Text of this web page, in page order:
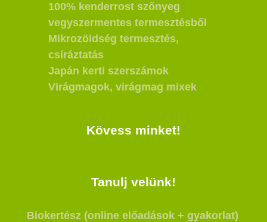
100% kenderrost szőnyeg
vegyszermentes termesztésből
Mikrozöldség termesztés,
csíráztatás
Japán kerti szerszámok
Virágmagok, virágmag mixek
Kövess minket!
Tanulj velünk!
Biokertész (online előadások + gyakorlat)